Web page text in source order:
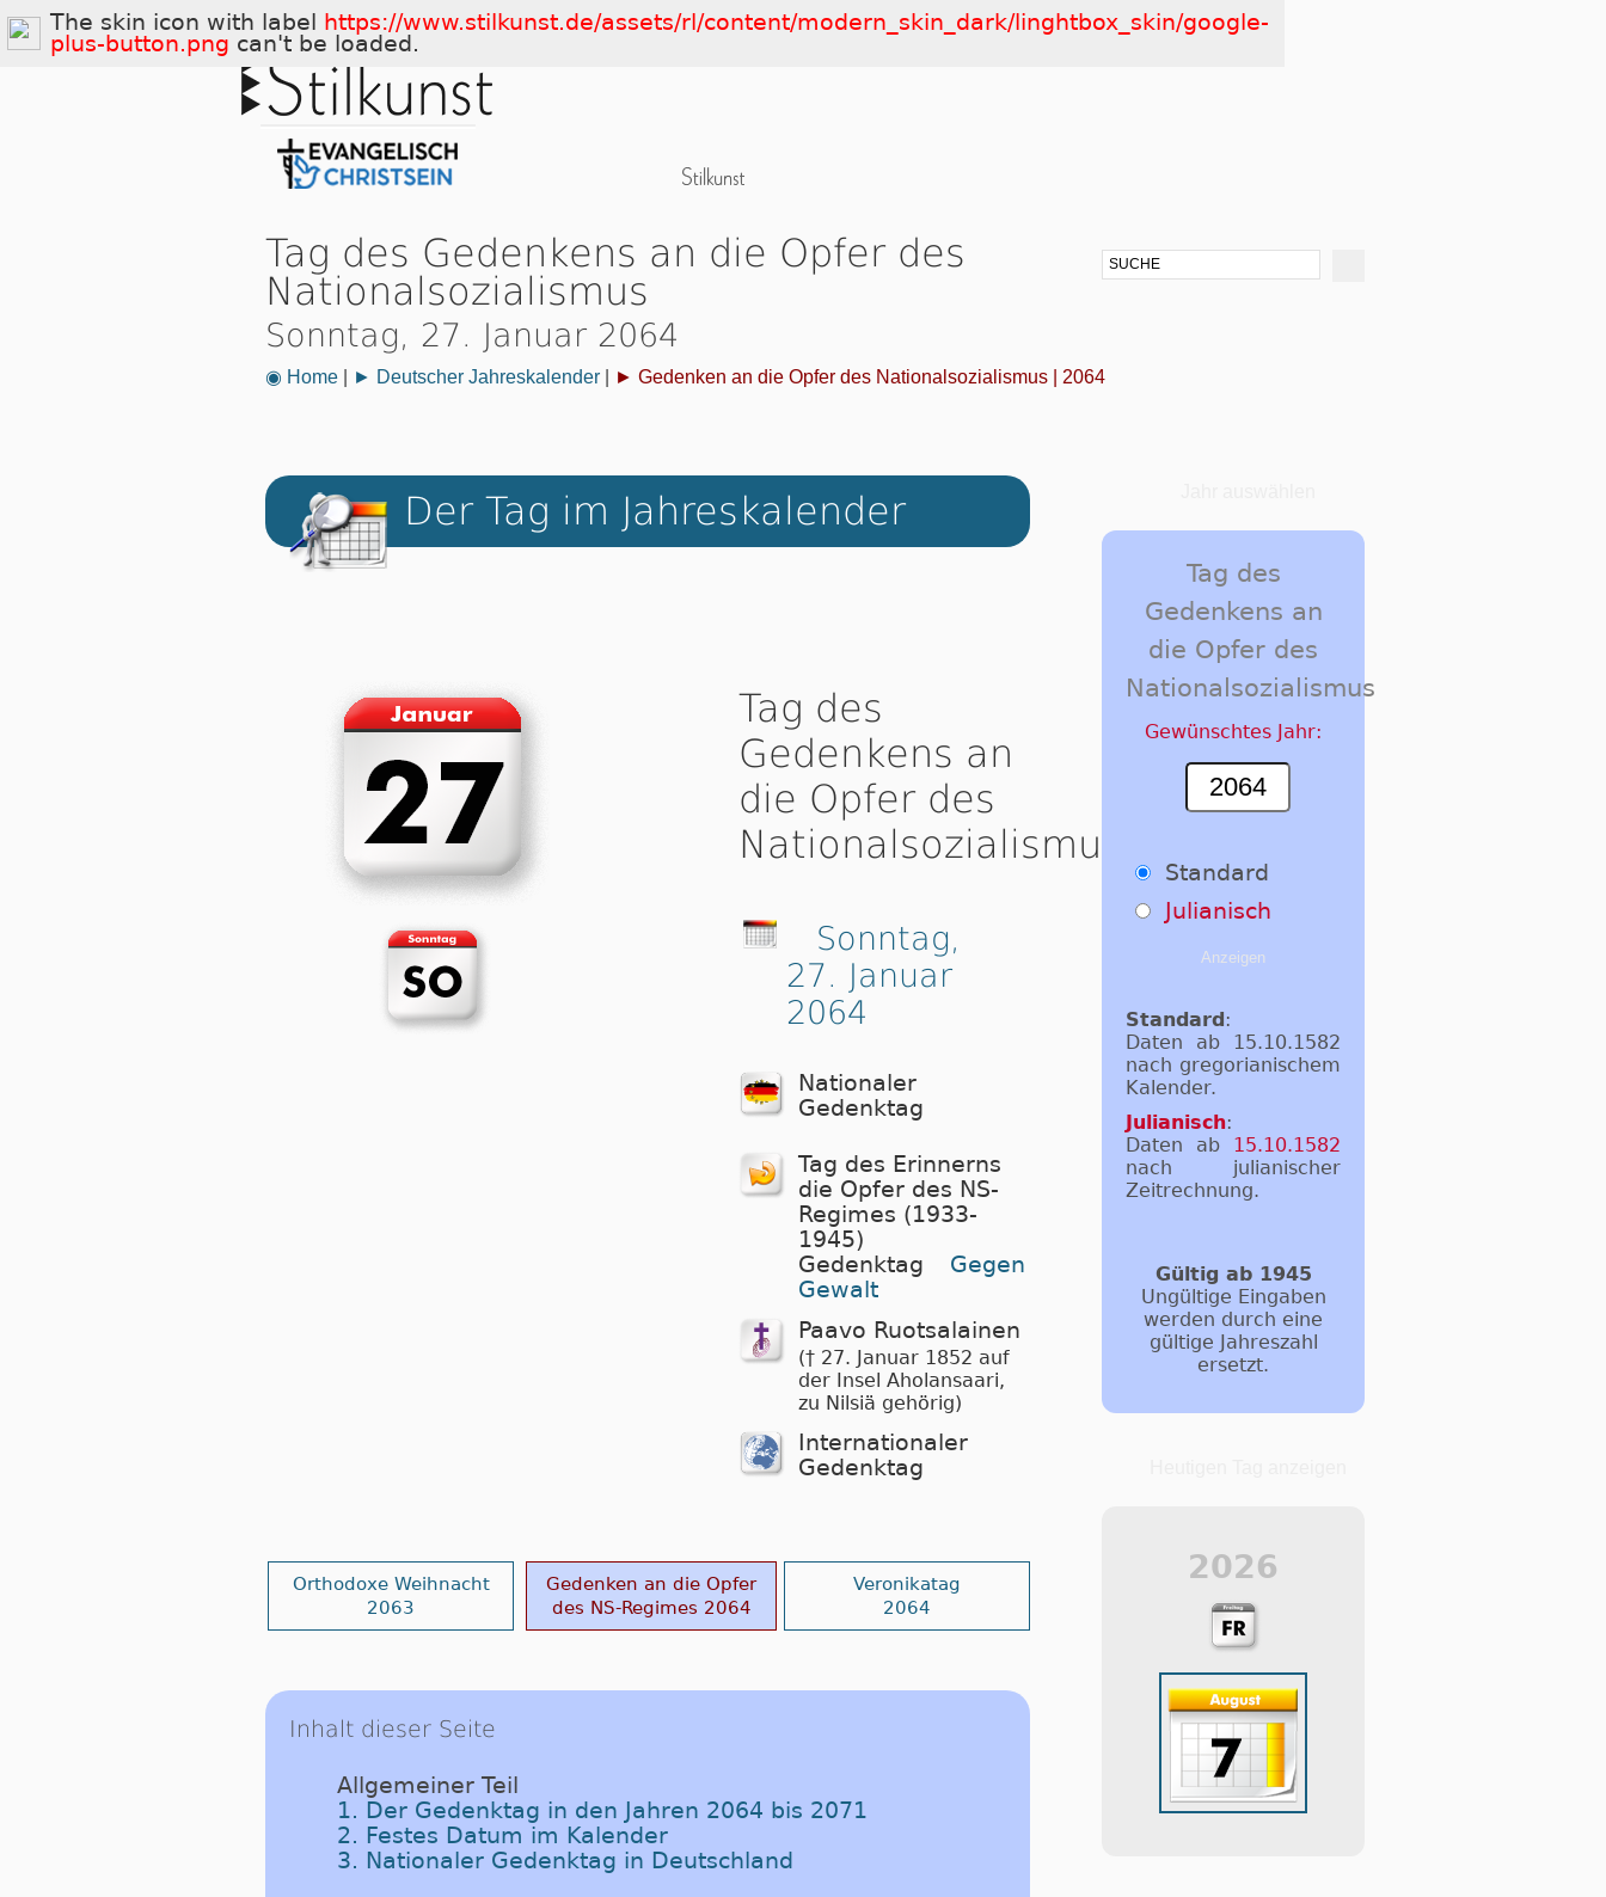
Tag des Gedenkens an die Opfer des
Nationalsozialismus
Sonntag, 27. Januar 2064
◉ Home ► Deutscher Jahreskalender ► Gedenken an die Opfer des Nationalsozialismus | 2064
Der Tag im Jahreskalender
Tag des
Gedenkens an
die Opfer des
Nationalsozialismus
Sonntag,
27. Januar
2064
Nationaler
Gedenktag
Tag des Erinnerns
die Opfer des NS-
Regimes (1933-
1945)
Gedenktag
Gegen
Gewalt
Paavo Ruotsalainen
(† 27. Januar 1852 auf
der Insel Aholansaari,
zu Nilsiä gehörig)
Internationaler
Gedenktag
Orthodoxe Weihnacht
2063
Gedenken an die Opfer
des NS-Regimes 2064
Veronikatag
2064
Inhalt dieser Seite
Allgemeiner Teil
1. Der Gedenktag in den Jahren 2064 bis 2071
2. Festes Datum im Kalender
3. Nationaler Gedenktag in Deutschland
Tag des
Gedenkens an
die Opfer des
Nationalsozialismus
Gewünschtes Jahr:
Standard
Julianisch
Standard:
Daten ab 15.10.1582
nach gregorianischem
Kalender.
Julianisch:
Daten ab 15.10.1582
nach julianischer
Zeitrechnung.
Gültig ab 1945
Ungültige Eingaben
werden durch eine
gültige Jahreszahl
ersetzt.
2026
The skin icon with label
https://www.stilkunst.de/assets/rl/content/modern_skin_dark/linghtbox_skin/google-
plus-button.png can't be loaded.